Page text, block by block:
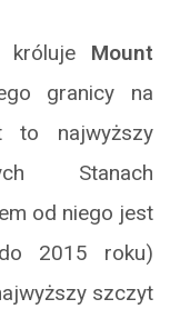
króluje Mount
granicy na
to najwyższy
Stanach
od niego jest
2015 roku)
szczyt